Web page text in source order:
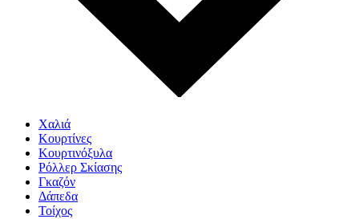
Χαλιά
Κουρτίνες
Κουρτινόξυλα
Ρόλλερ Σκίασης
Γκαζόν
Δάπεδα
Τοίχος